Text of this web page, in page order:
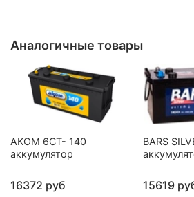
Аналогичные товары
AKOM 6CT- 140
аккумулятор
16372 руб
BARS
15619